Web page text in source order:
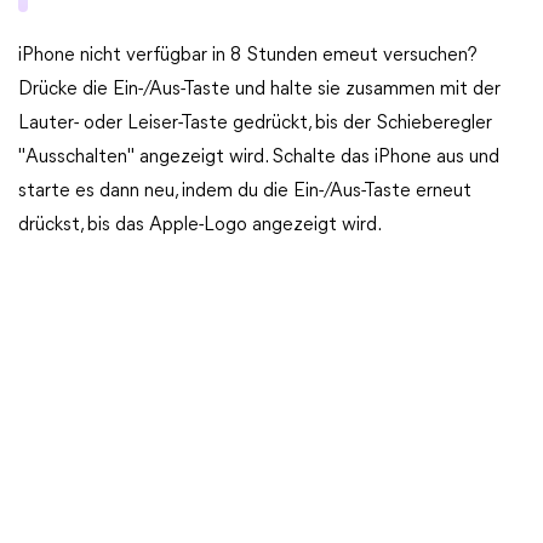
iPhone nicht verfügbar in 8 Stunden emeut versuchen?
Drücke die Ein-/Aus-Taste und halte sie zusammen mit der
Lauter- oder Leiser-Taste gedrückt, bis der Schieberegler
"Ausschalten" angezeigt wird. Schalte das iPhone aus und
starte es dann neu, indem du die Ein-/Aus-Taste erneut
drückst, bis das Apple-Logo angezeigt wird.